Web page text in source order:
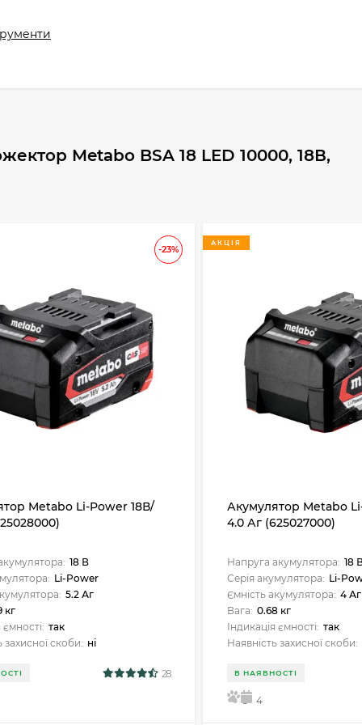
Metabo BSA 18 LED 10000, 18В,
-23%
Metabo Li-Power 18В/
18 В
Li-Power
5.2 Аг
кг
ємності: так
захисної скоби: ні
28
АКЦІЯ
Акумулятор Metabo
4.0 Аг (625027000)
Напруга акумулятора: 18
Серія акумулятора: Li-
Ємність акумулятора: 4 Аг
Вага: 0.68 кг
Індикація ємності: так
Наявність захисної скоби:
В НАЯВНОСТІ
5 4